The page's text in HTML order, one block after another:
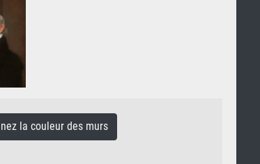
la couleur des murs